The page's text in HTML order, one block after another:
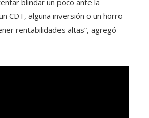
CDT, alguna inversión o un horro
rentabilidades altas”, agregó